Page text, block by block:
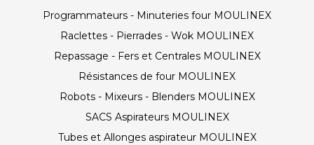
Programmateurs - Minuteries four MOULINEX
Raclettes - Pierrades - Wok MOULINEX
Repassage - Fers et Centrales MOULINEX
Résistances de four MOULINEX
Robots - Mixeurs - Blenders MOULINEX
SACS Aspirateurs MOULINEX
Tubes et Allonges aspirateur MOULINEX